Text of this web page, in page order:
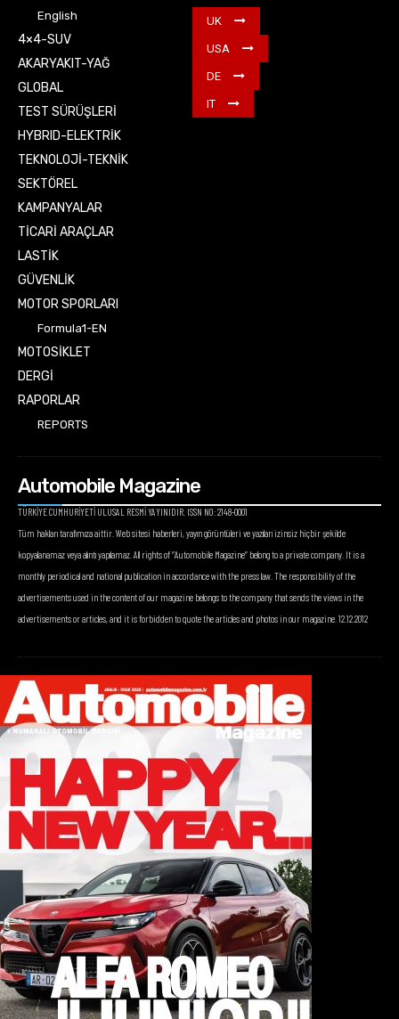
English
4×4-SUV
AKARYAKIT-YAĞ
GLOBAL
TEST SÜRÜŞLERİ
HYBRID-ELEKTRİK
TEKNOLOJİ-TEKNİK
SEKTÖREL
KAMPANYALAR
TİCARİ ARAÇLAR
LASTİK
GÜVENLİK
MOTOR SPORLARI
Formula1-EN
MOTOSİKLET
DERGİ
RAPORLAR
REPORTS
UK
USA
DE
IT
Automobile Magazine
TÜRKİYE CUMHURİYETİ ULUSAL RESMİ YAYINIDIR. ISSN NO: 2148-0001
Tüm hakları tarafımıza aittir. Web sitesi haberleri, yayın görüntüleri ve yazıları izinsiz hiçbir şekilde
kopyalanamaz veya alıntı yapılamaz. All rights of “Automobile Magazine” belong to a private company. It is a
monthly periodical and national publication in accordance with the press law. The responsibility of the
advertisements used in the content of our magazine belongs to the company that sends the views in the
advertisements or articles, and it is forbidden to quote the articles and photos in our magazine. 12.12.2012